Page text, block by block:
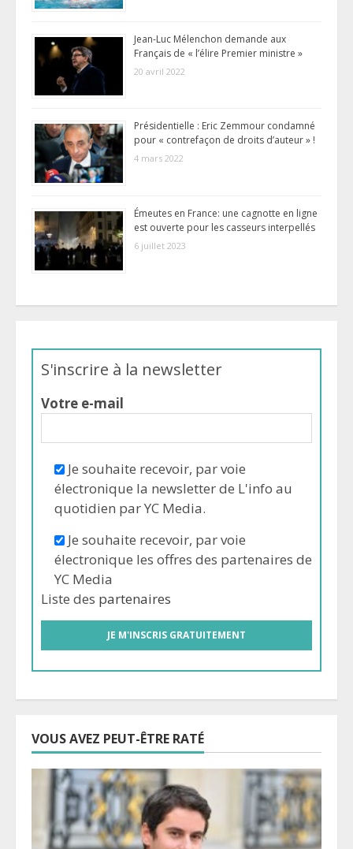
Jean-Luc Mélenchon demande aux
Français de « l’élire Premier ministre »
20 avril 2022
Présidentielle : Eric Zemmour condamné
pour « contrefaçon de droits d’auteur » !
4 mars 2022
Émeutes en France: une cagnotte en ligne
est ouverte pour les casseurs interpellés
6 juillet 2023
S'inscrire à la newsletter
Votre e-mail
Je souhaite recevoir, par voie
électronique la newsletter de L'info au
quotidien par YC Media.
Je souhaite recevoir, par voie
électronique les offres des partenaires de
YC Media
Liste des partenaires
VOUS AVEZ PEUT-ÊTRE RATÉ